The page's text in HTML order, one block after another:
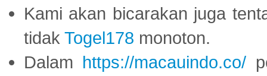
Kami akan bicarakan juga
tidak Togel178 monoton.
Dalam https://macauindo.co/